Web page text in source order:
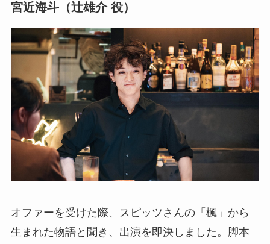
宮近海斗（辻雄介 役）
オファーを受けた際、スピッツさんの「楓」から
生まれた物語と聞き、出演を即決しました。脚本